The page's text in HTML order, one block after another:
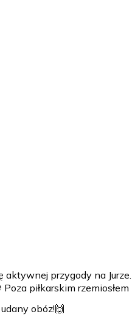
przygody na
piłkarskim
obóz!🙌